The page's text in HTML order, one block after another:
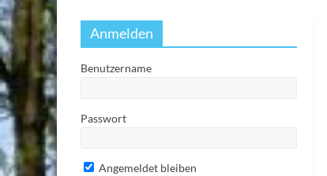
Anmelden
Benutzername
Passwort
Angemeldet bleiben